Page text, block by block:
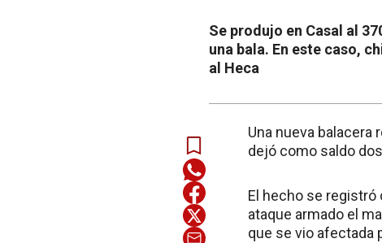
Se produjo en Casal al
una bala. En este caso,
al Heca
Una nueva balacera
dejó como saldo
El hecho se registró
ataque armado el
que se vio afectada